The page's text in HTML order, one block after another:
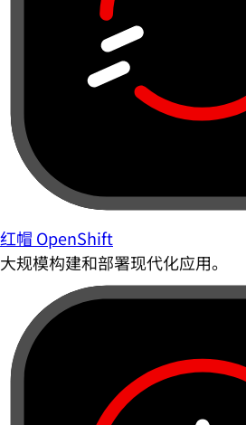
红帽 OpenShift
大规模构建和部署现代化应用。